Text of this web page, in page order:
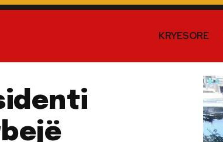
KRYESORE